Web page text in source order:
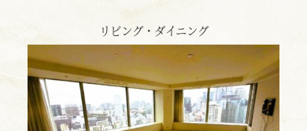
リビング・ダイニング